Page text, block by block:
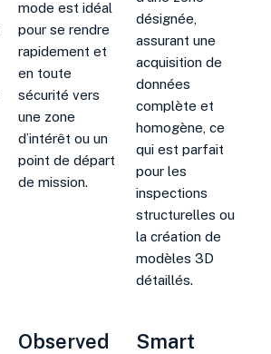
mode est idéal
pour se rendre
rapidement et
en toute
sécurité vers
une zone
d’intérêt ou un
point de départ
de mission.
désignée,
assurant une
acquisition de
données
complète et
homogène, ce
qui est parfait
pour les
inspections
structurelles ou
la création de
modèles 3D
détaillés.
Observed
Smart